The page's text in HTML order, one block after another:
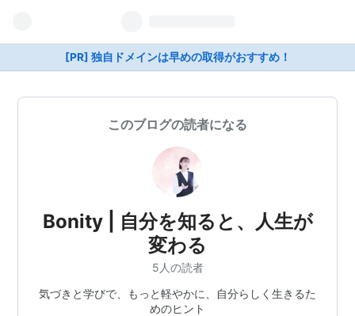
[PR] 独自ドメインは早めの取得がおすすめ！
このブログの読者になる
Bonity | 自分を知ると、人生が
変わる
5人の読者
気づきと学びで、もっと軽やかに、自分らしく生きるた
めのヒント